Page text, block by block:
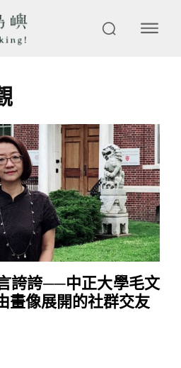
誇誇──中正大學毛文
畫像展開的社群交友